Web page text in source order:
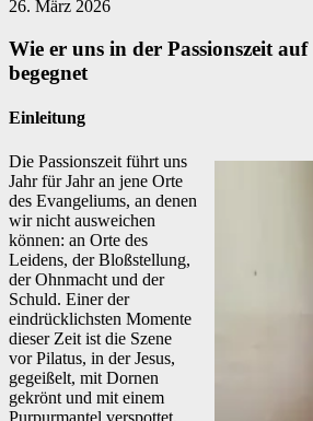
26. März 2026
Wie er uns in der Passionszeit
begegnet
Einleitung
Die Passionszeit führt uns
Jahr für Jahr an jene Orte
des Evangeliums, an denen
wir nicht ausweichen
können: an Orte des
Leidens, der Bloßstellung,
der Ohnmacht und der
Schuld. Einer der
eindrücklichsten Momente
dieser Zeit ist die Szene
vor Pilatus, in der Jesus,
gegeißelt, mit Dornen
gekrönt und mit einem
Purpurmantel verspottet,